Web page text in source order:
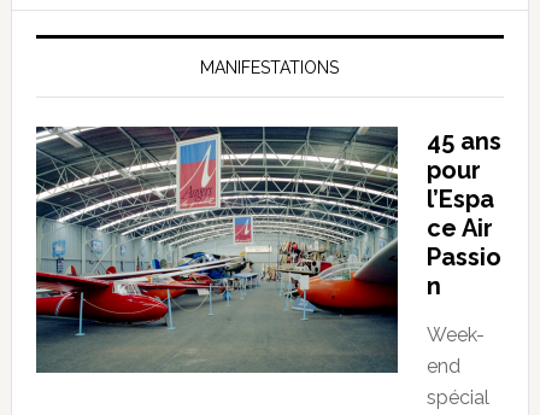
MANIFESTATIONS
45 ans
pour
l’Espa
ce Air
Passio
n
Week-
end
spécial